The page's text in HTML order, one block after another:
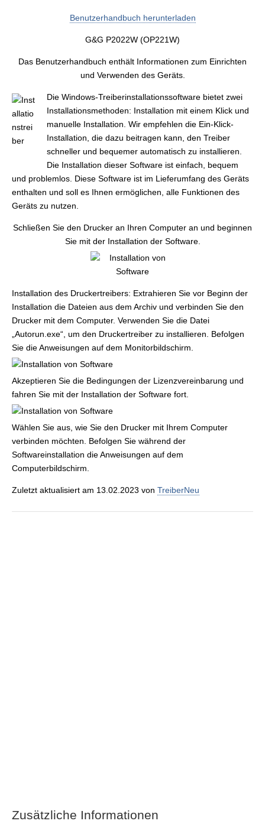
Benutzerhandbuch herunterladen
G&G P2022W (OP221W)
Das Benutzerhandbuch enthält Informationen zum Einrichten
und Verwenden des Geräts.
Die Windows-Treiberinstallationssoftware bietet zwei
Installationsmethoden: Installation mit einem Klick und
manuelle Installation. Wir empfehlen die Ein-Klick-
Installation, die dazu beitragen kann, den Treiber
schneller und bequemer automatisch zu installieren.
Die Installation dieser Software ist einfach, bequem
und problemlos. Diese Software ist im Lieferumfang des Geräts
enthalten und soll es Ihnen ermöglichen, alle Funktionen des
Geräts zu nutzen.
Schließen Sie den Drucker an Ihren Computer an und beginnen
Sie mit der Installation der Software.
Installation des Druckertreibers: Extrahieren Sie vor Beginn der
Installation die Dateien aus dem Archiv und verbinden Sie den
Drucker mit dem Computer. Verwenden Sie die Datei
„Autorun.exe“, um den Druckertreiber zu installieren. Befolgen
Sie die Anweisungen auf dem Monitorbildschirm.
Akzeptieren Sie die Bedingungen der Lizenzvereinbarung und
fahren Sie mit der Installation der Software fort.
Wählen Sie aus, wie Sie den Drucker mit Ihrem Computer
verbinden möchten. Befolgen Sie während der
Softwareinstallation die Anweisungen auf dem
Computerbildschirm.
Zuletzt aktualisiert am 13.02.2023 von TreiberNeu
Zusätzliche Informationen